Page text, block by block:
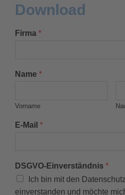
Download
Firma *
Name *
Vorname
E-Mail *
DSGVO-Einverständnis *
Ich bin mit den
einverstanden und möchte